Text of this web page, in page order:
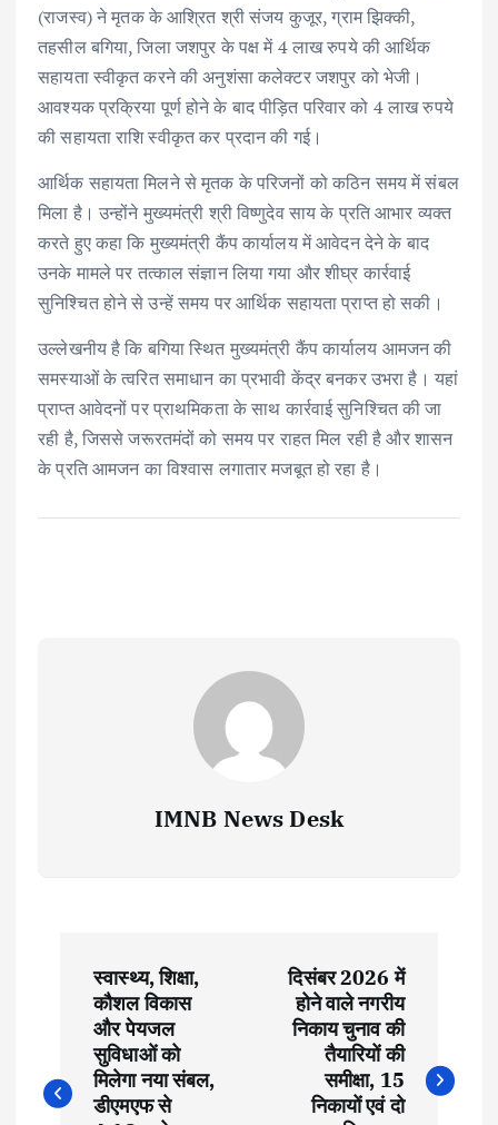
(राजस्व) ने मृतक के आश्रित श्री संजय कुजूर, ग्राम झिक्की,
तहसील बगिया, जिला जशपुर के पक्ष में 4 लाख रुपये की आर्थिक
सहायता स्वीकृत करने की अनुशंसा कलेक्टर जशपुर को भेजी।
आवश्यक प्रक्रिया पूर्ण होने के बाद पीड़ित परिवार को 4 लाख रुपये
की सहायता राशि स्वीकृत कर प्रदान की गई।
आर्थिक सहायता मिलने से मृतक के परिजनों को कठिन समय में संबल
मिला है। उन्होंने मुख्यमंत्री श्री विष्णुदेव साय के प्रति आभार व्यक्त
करते हुए कहा कि मुख्यमंत्री कैंप कार्यालय में आवेदन देने के बाद
उनके मामले पर तत्काल संज्ञान लिया गया और शीघ्र कार्रवाई
सुनिश्चित होने से उन्हें समय पर आर्थिक सहायता प्राप्त हो सकी।
उल्लेखनीय है कि बगिया स्थित मुख्यमंत्री कैंप कार्यालय आमजन की
समस्याओं के त्वरित समाधान का प्रभावी केंद्र बनकर उभरा है। यहां
प्राप्त आवेदनों पर प्राथमिकता के साथ कार्रवाई सुनिश्चित की जा
रही है, जिससे जरूरतमंदों को समय पर राहत मिल रही है और शासन
के प्रति आमजन का विश्वास लगातार मजबूत हो रहा है।
IMNB News Desk
s
स्वास्थ्य, शिक्षा,
कौशल विकास
और पेयजल
सुविधाओं को
मिलेगा नया संबल,
डीएमएफ से
दिसंबर 2026 में
होने वाले नगरीय
निकाय चुनाव की
तैयारियों की
समीक्षा, 15
निकायों एवं दो